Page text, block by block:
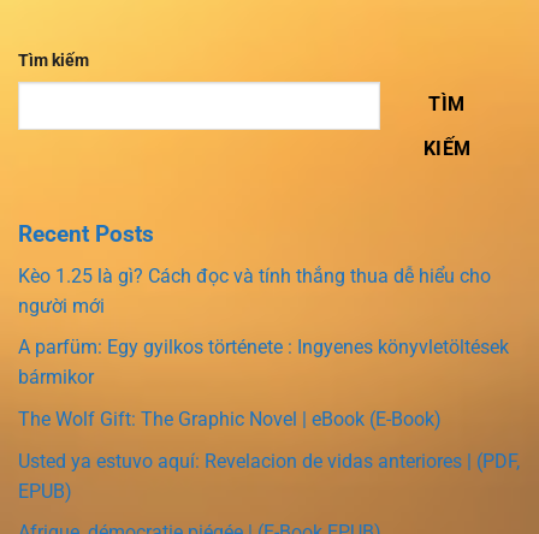
Tìm kiếm
TÌM
KIẾM
Recent Posts
Kèo 1.25 là gì? Cách đọc và tính thắng thua dễ hiểu cho
người mới
A parfüm: Egy gyilkos története : Ingyenes könyvletöltések
bármikor
The Wolf Gift: The Graphic Novel | eBook (E-Book)
Usted ya estuvo aquí: Revelacion de vidas anteriores | (PDF,
EPUB)